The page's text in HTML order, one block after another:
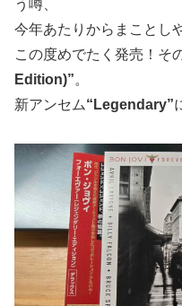
う噂、
今年あたりからまことし
この度めでたく発売！そ
Edition)”。
新アンセム“Legendary”